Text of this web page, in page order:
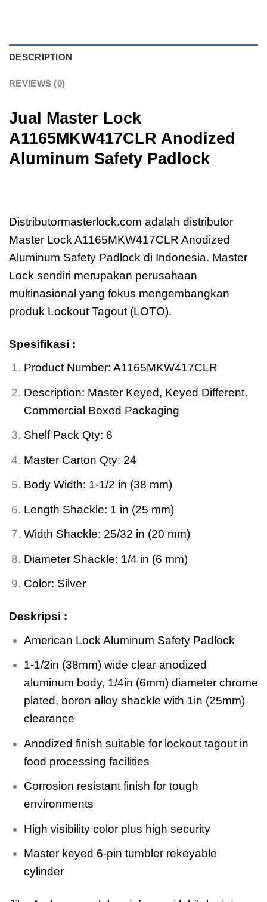
DESCRIPTION
REVIEWS (0)
Jual Master Lock
A1165MKW417CLR Anodized
Aluminum Safety Padlock
Distributormasterlock.com adalah distributor
Master Lock A1165MKW417CLR Anodized
Aluminum Safety Padlock di Indonesia. Master
Lock sendiri merupakan perusahaan
multinasional yang fokus mengembangkan
produk Lockout Tagout (LOTO).
Spesifikasi :
Product Number: A1165MKW417CLR
Description: Master Keyed, Keyed Different,
Commercial Boxed Packaging
Shelf Pack Qty: 6
Master Carton Qty: 24
Body Width: 1-1/2 in (38 mm)
Length Shackle: 1 in (25 mm)
Width Shackle: 25/32 in (20 mm)
Diameter Shackle: 1/4 in (6 mm)
Color: Silver
Deskripsi :
American Lock Aluminum Safety Padlock
1-1/2in (38mm) wide clear anodized
aluminum body, 1/4in (6mm) diameter chrome
plated, boron alloy shackle with 1in (25mm)
clearance
Anodized finish suitable for lockout tagout in
food processing facilities
Corrosion resistant finish for tough
environments
High visibility color plus high security
Master keyed 6-pin tumbler rekeyable
cylinder